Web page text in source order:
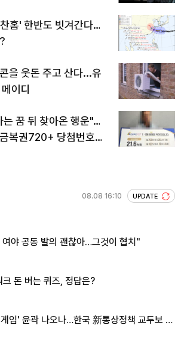
홈' 한반도 빗겨간다…
을 웃돈 주고 산다...유
이디
는 꿈 뒤 찾아온 행운"…
복권720+ 당첨번호조
08.08 16:10 UPDATE
야 공동 발의 괜찮아…그것이 협치"
돈 버는 퀴즈, 정답은?
임' 윤곽 나오나…한국 新통상정책 교두보 활